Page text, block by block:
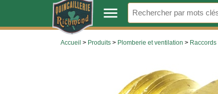
. menu
Accueil > Produits > Plomberie et ventilation >